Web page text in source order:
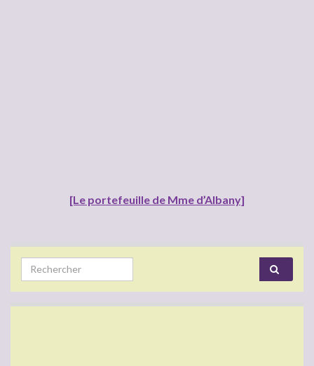
[Le portefeuille de Mme d’Albany]
Search for: